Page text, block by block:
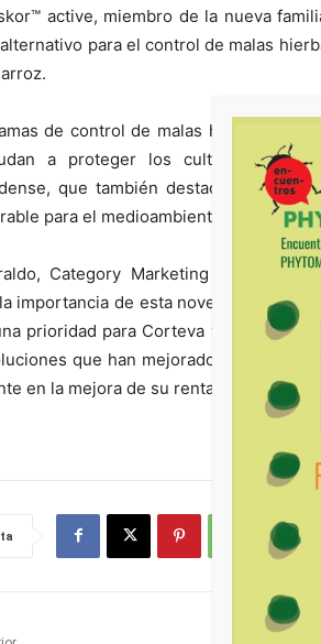
active, miembro de la nueva
para el control de malas
de control de malas hierbas,
a proteger los cultivos
que también destaca su
para el medioambiente, el usuario y
Category Marketing Manager
importancia de esta novedad para el
prioridad para Corteva y a lo largo
que han mejorado y ayudado
en la mejora de su rentabilidad”.